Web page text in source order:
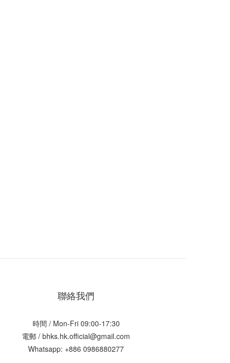
聯絡我們
時間 / Mon-Fri 09:00-17:30
電郵 / bhks.hk.official@gmail.com
Whatsapp: +886 0986880277